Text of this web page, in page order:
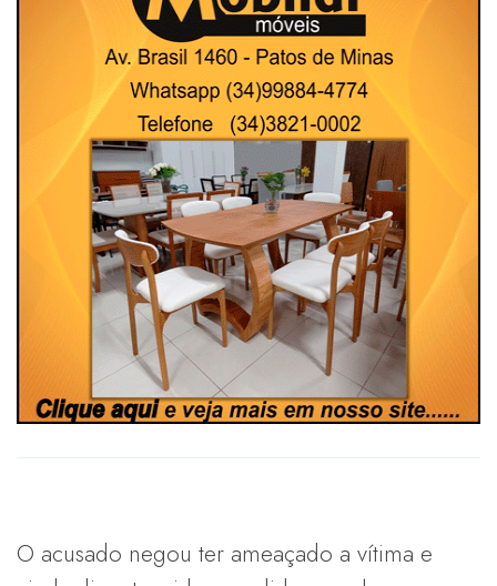
O acusado negou ter ameaçado a vítima e